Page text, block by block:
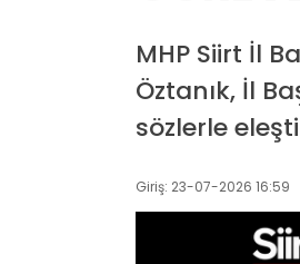
MHP Siirt İl
Öztanık, İl
sözlerle
Giriş: 23-07-2026 16:59